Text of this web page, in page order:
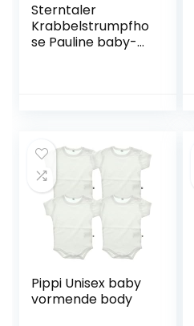
Sterntaler
Krabbelstrumpfho
se Pauline baby-
Pippi Unisex baby
vormende body